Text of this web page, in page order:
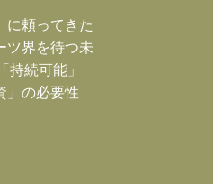
に頼ってきた
ツ界を待つ未
持続可能」
」の必要性